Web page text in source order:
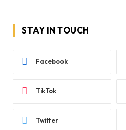
STAY IN TOUCH
Facebook
TikTok
Twitter